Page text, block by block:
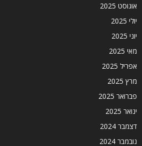
אוגוסט 2025
יולי 2025
יוני 2025
מאי 2025
אפריל 2025
מרץ 2025
פברואר 2025
ינואר 2025
דצמבר 2024
נובמבר 2024